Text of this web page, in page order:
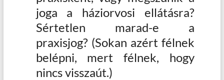
joga a háziorvosi ellátásra?
Sértetlen marad-e a
praxisjog? (Sokan azért félnek
belépni, mert félnek, hogy
nincs visszaút.)